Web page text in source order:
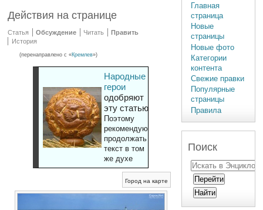
Действия на странице
Статья Обсуждение Читать
Править
История
(перенаправлено с «Кремлев»)
Народные
герои
одобряют
эту статью
Поэтому
рекомендуют
продолжать
текст в том
же духе
Город на карте
Главная
страница
Новые
страницы
Новые фото
Категории
контента
Свежие правки
Популярные
страницы
Правила
Поиск